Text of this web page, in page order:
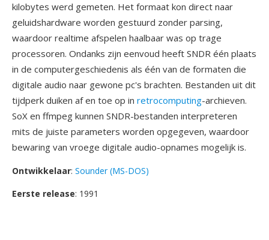
kilobytes werd gemeten. Het formaat kon direct naar
geluidshardware worden gestuurd zonder parsing,
waardoor realtime afspelen haalbaar was op trage
processoren. Ondanks zijn eenvoud heeft SNDR één plaats
in de computergeschiedenis als één van de formaten die
digitale audio naar gewone pc's brachten. Bestanden uit dit
tijdperk duiken af en toe op in retrocomputing-archieven.
SoX en ffmpeg kunnen SNDR-bestanden interpreteren
mits de juiste parameters worden opgegeven, waardoor
bewaring van vroege digitale audio-opnames mogelijk is.
Ontwikkelaar: Sounder (MS-DOS)
Eerste release: 1991